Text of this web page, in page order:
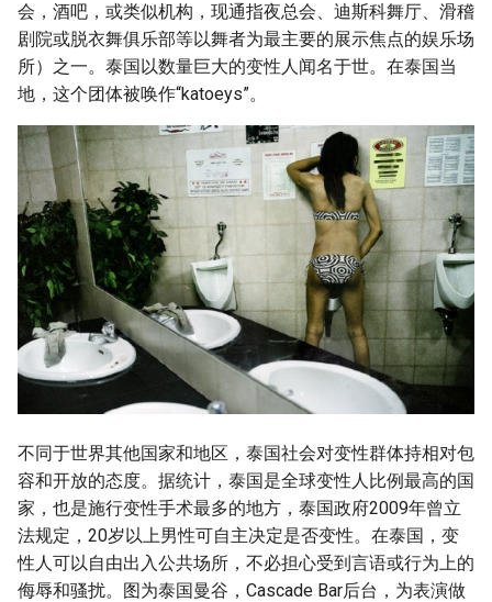
会，酒吧，或类似机构，现通指夜总会、迪斯科舞厅、滑稽
剧院或脱衣舞俱乐部等以舞者为最主要的展示焦点的娱乐场
所）之一。泰国以数量巨大的变性人闻名于世。在泰国当
地，这个团体被唤作“katoeys”。
不同于世界其他国家和地区，泰国社会对变性群体持相对包
容和开放的态度。据统计，泰国是全球变性人比例最高的国
家，也是施行变性手术最多的地方，泰国政府2009年曾立
法规定，20岁以上男性可自主决定是否变性。在泰国，变
性人可以自由出入公共场所，不必担心受到言语或行为上的
侮辱和骚扰。图为泰国曼谷，Cascade Bar后台，为表演做